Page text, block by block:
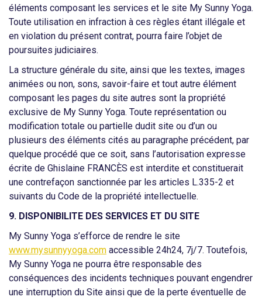
éléments composant les services et le site My Sunny Yoga.
Toute utilisation en infraction à ces règles étant illégale et
en violation du présent contrat, pourra faire l’objet de
poursuites judiciaires.
La structure générale du site, ainsi que les textes, images
animées ou non, sons, savoir-faire et tout autre élément
composant les pages du site autres sont la propriété
exclusive de My Sunny Yoga. Toute représentation ou
modification totale ou partielle dudit site ou d’un ou
plusieurs des éléments cités au paragraphe précédent, par
quelque procédé que ce soit, sans l’autorisation expresse
écrite de Ghislaine FRANCÈS est interdite et constituerait
une contrefaçon sanctionnée par les articles L.335-2 et
suivants du Code de la propriété intellectuelle.
9. DISPONIBILITE DES SERVICES ET DU SITE
My Sunny Yoga s’efforce de rendre le site
www.mysunnyyoga.com accessible 24h24, 7j/7. Toutefois,
My Sunny Yoga ne pourra être responsable des
conséquences des incidents techniques pouvant engendrer
une interruption du Site ainsi que de la perte éventuelle de